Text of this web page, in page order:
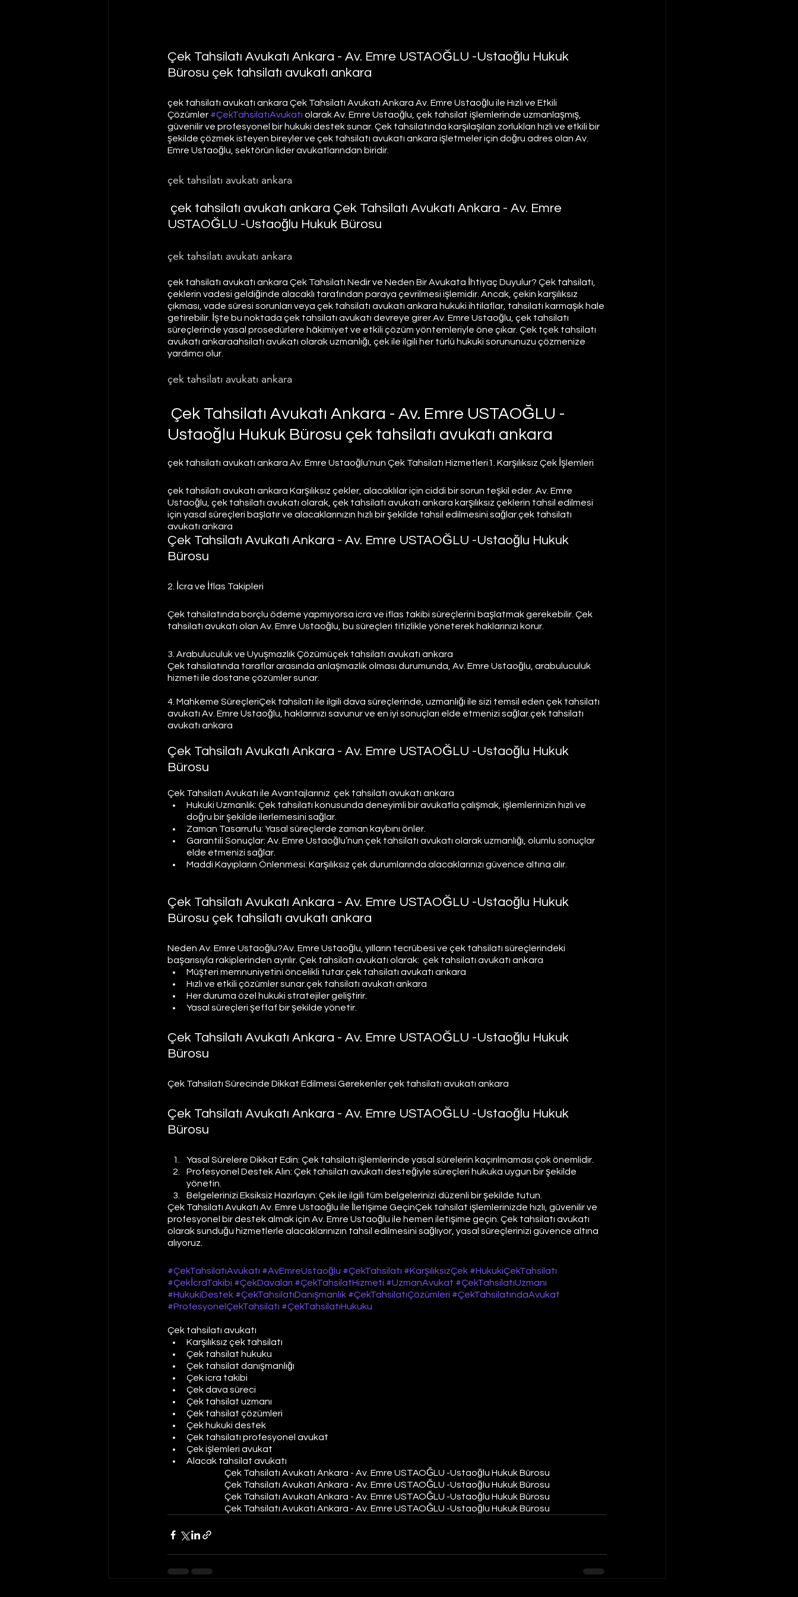
Çek Tahsilatı Avukatı Ankara - Av. Emre USTAOĞLU -Ustaoğlu Hukuk
Bürosu çek tahsilatı avukatı ankara
çek tahsilatı avukatı ankara Çek Tahsilatı Avukatı Ankara Av. Emre Ustaoğlu ile Hızlı ve Etkili
Çözümler #ÇekTahsilatıAvukatı olarak Av. Emre Ustaoğlu, çek tahsilat işlemlerinde uzmanlaşmış,
güvenilir ve profesyonel bir hukuki destek sunar. Çek tahsilatında karşılaşılan zorlukları hızlı ve etkili bir
şekilde çözmek isteyen bireyler ve çek tahsilatı avukatı ankara işletmeler için doğru adres olan Av.
Emre Ustaoğlu, sektörün lider avukatlarından biridir.
çek tahsilatı avukatı ankara
çek tahsilatı avukatı ankara Çek Tahsilatı Avukatı Ankara - Av. Emre
USTAOĞLU -Ustaoğlu Hukuk Bürosu
çek tahsilatı avukatı ankara
çek tahsilatı avukatı ankara Çek Tahsilatı Nedir ve Neden Bir Avukata İhtiyaç Duyulur? Çek tahsilatı,
çeklerin vadesi geldiğinde alacaklı tarafından paraya çevrilmesi işlemidir. Ancak, çekin karşılıksız
çıkması, vade süresi sorunları veya çek tahsilatı avukatı ankara hukuki ihtilaflar, tahsilatı karmaşık hale
getirebilir. İşte bu noktada çek tahsilatı avukatı devreye girer.Av. Emre Ustaoğlu, çek tahsilatı
süreçlerinde yasal prosedürlere hâkimiyet ve etkili çözüm yöntemleriyle öne çıkar. Çek tçek tahsilatı
avukatı ankaraahsilatı avukatı olarak uzmanlığı, çek ile ilgili her türlü hukuki sorununuzu çözmenize
yardımcı olur.
çek tahsilatı avukatı ankara
Çek Tahsilatı Avukatı Ankara - Av. Emre USTAOĞLU -
Ustaoğlu Hukuk Bürosu çek tahsilatı avukatı ankara
çek tahsilatı avukatı ankara Av. Emre Ustaoğlu'nun Çek Tahsilatı Hizmetleri1. Karşılıksız Çek İşlemleri
çek tahsilatı avukatı ankara Karşılıksız çekler, alacaklılar için ciddi bir sorun teşkil eder. Av. Emre
Ustaoğlu, çek tahsilatı avukatı olarak, çek tahsilatı avukatı ankara karşılıksız çeklerin tahsil edilmesi
için yasal süreçleri başlatır ve alacaklarınızın hızlı bir şekilde tahsil edilmesini sağlar.çek tahsilatı
avukatı ankara
Çek Tahsilatı Avukatı Ankara - Av. Emre USTAOĞLU -Ustaoğlu Hukuk
Bürosu
2. İcra ve İflas Takipleri
Çek tahsilatında borçlu ödeme yapmıyorsa icra ve iflas takibi süreçlerini başlatmak gerekebilir. Çek
tahsilatı avukatı olan Av. Emre Ustaoğlu, bu süreçleri titizlikle yöneterek haklarınızı korur.
3. Arabuluculuk ve Uyuşmazlık Çözümüçek tahsilatı avukatı ankara
Çek tahsilatında taraflar arasında anlaşmazlık olması durumunda, Av. Emre Ustaoğlu, arabuluculuk
hizmeti ile dostane çözümler sunar.
4. Mahkeme SüreçleriÇek tahsilatı ile ilgili dava süreçlerinde, uzmanlığı ile sizi temsil eden çek tahsilatı
avukatı Av. Emre Ustaoğlu, haklarınızı savunur ve en iyi sonuçları elde etmenizi sağlar.çek tahsilatı
avukatı ankara
Çek Tahsilatı Avukatı Ankara - Av. Emre USTAOĞLU -Ustaoğlu Hukuk
Bürosu
Çek Tahsilatı Avukatı ile Avantajlarınız  çek tahsilatı avukatı ankara
Hukuki Uzmanlık: Çek tahsilatı konusunda deneyimli bir avukatla çalışmak, işlemlerinizin hızlı ve
doğru bir şekilde ilerlemesini sağlar.
Zaman Tasarrufu: Yasal süreçlerde zaman kaybını önler.
Garantili Sonuçlar: Av. Emre Ustaoğlu’nun çek tahsilatı avukatı olarak uzmanlığı, olumlu sonuçlar
elde etmenizi sağlar.
Maddi Kayıpların Önlenmesi: Karşılıksız çek durumlarında alacaklarınızı güvence altına alır.
Çek Tahsilatı Avukatı Ankara - Av. Emre USTAOĞLU -Ustaoğlu Hukuk
Bürosu çek tahsilatı avukatı ankara
Neden Av. Emre Ustaoğlu?Av. Emre Ustaoğlu, yılların tecrübesi ve çek tahsilatı süreçlerindeki
başarısıyla rakiplerinden ayrılır. Çek tahsilatı avukatı olarak:  çek tahsilatı avukatı ankara
Müşteri memnuniyetini öncelikli tutar.çek tahsilatı avukatı ankara
Hızlı ve etkili çözümler sunar.çek tahsilatı avukatı ankara
Her duruma özel hukuki stratejiler geliştirir.
Yasal süreçleri şeffaf bir şekilde yönetir.
Çek Tahsilatı Avukatı Ankara - Av. Emre USTAOĞLU -Ustaoğlu Hukuk
Bürosu
Çek Tahsilatı Sürecinde Dikkat Edilmesi Gerekenler çek tahsilatı avukatı ankara
Çek Tahsilatı Avukatı Ankara - Av. Emre USTAOĞLU -Ustaoğlu Hukuk
Bürosu
Yasal Sürelere Dikkat Edin: Çek tahsilatı işlemlerinde yasal sürelerin kaçırılmaması çok önemlidir.
Profesyonel Destek Alın: Çek tahsilatı avukatı desteğiyle süreçleri hukuka uygun bir şekilde
yönetin.
Belgelerinizi Eksiksiz Hazırlayın: Çek ile ilgili tüm belgelerinizi düzenli bir şekilde tutun.
Çek Tahsilatı Avukatı Av. Emre Ustaoğlu ile İletişime GeçinÇek tahsilat işlemlerinizde hızlı, güvenilir ve
profesyonel bir destek almak için Av. Emre Ustaoğlu ile hemen iletişime geçin. Çek tahsilatı avukatı
olarak sunduğu hizmetlerle alacaklarınızın tahsil edilmesini sağlıyor, yasal süreçlerinizi güvence altına
alıyoruz.
#ÇekTahsilatıAvukatı #AvEmreUstaoğlu #ÇekTahsilatı #KarşılıksızÇek #HukukiÇekTahsilatı
#ÇekİcraTakibi #ÇekDavaları #ÇekTahsilatHizmeti #UzmanAvukat #ÇekTahsilatıUzmanı
#HukukiDestek #ÇekTahsilatıDanışmanlık #ÇekTahsilatıÇözümleri #ÇekTahsilatındaAvukat
#ProfesyonelÇekTahsilatı #ÇekTahsilatıHukuku
Çek tahsilatı avukatı
Karşılıksız çek tahsilatı
Çek tahsilat hukuku
Çek tahsilat danışmanlığı
Çek icra takibi
Çek dava süreci
Çek tahsilat uzmanı
Çek tahsilat çözümleri
Çek hukuki destek
Çek tahsilatı profesyonel avukat
Çek işlemleri avukat
Alacak tahsilat avukatı
Çek Tahsilatı Avukatı Ankara - Av. Emre USTAOĞLU -Ustaoğlu Hukuk Bürosu
Çek Tahsilatı Avukatı Ankara - Av. Emre USTAOĞLU -Ustaoğlu Hukuk Bürosu
Çek Tahsilatı Avukatı Ankara - Av. Emre USTAOĞLU -Ustaoğlu Hukuk Bürosu
Çek Tahsilatı Avukatı Ankara - Av. Emre USTAOĞLU -Ustaoğlu Hukuk Bürosu